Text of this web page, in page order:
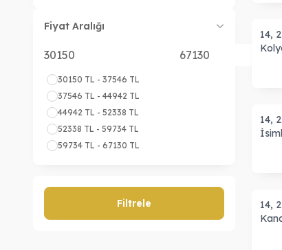
Fiyat Aralığı
30150 TL - 37546 TL
37546 TL - 44942 TL
44942 TL - 52338 TL
52338 TL - 59734 TL
59734 TL - 67130 TL
Filtrele
14,
14,
14,